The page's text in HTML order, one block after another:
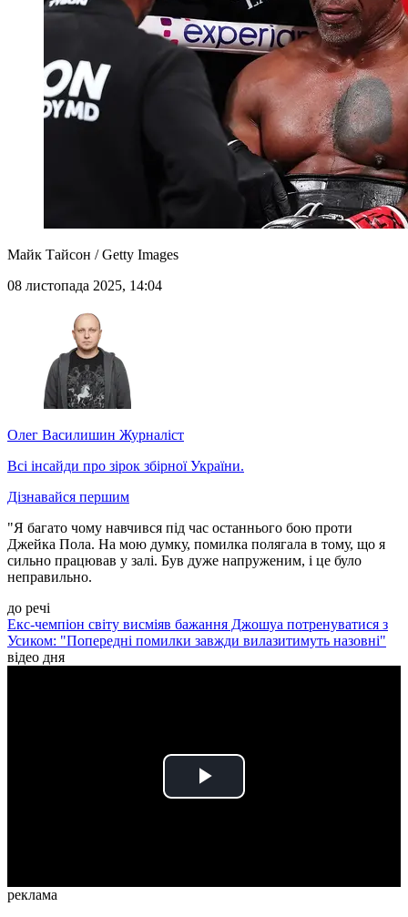
Майк Тайсон / Getty Images
08 листопада 2025, 14:04
Олег Василишин Журналіст
Всі інсайди про зірок збірної України.
Дізнавайся першим
"Я багато чому навчився під час останнього бою проти
Джейка Пола. На мою думку, помилка полягала в тому, що я
сильно працював у залі. Був дуже напруженим, і це було
неправильно.
до речі
Екс-чемпіон світу висміяв бажання Джошуа потренуватися з
Усиком: "Попередні помилки завжди вилазитимуть назовні"
відео дня
Play
реклама